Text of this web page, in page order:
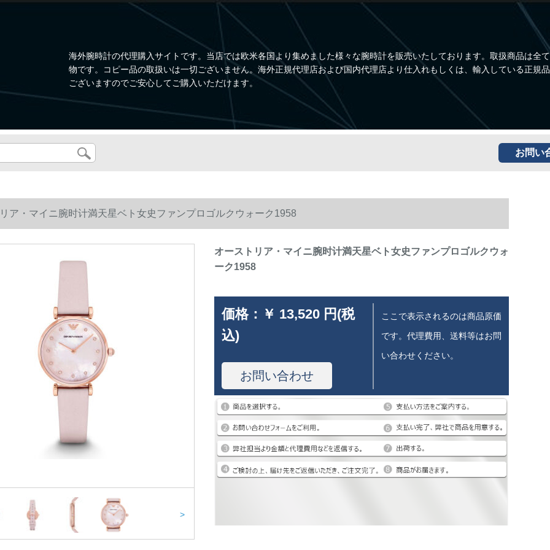
海外腕時計の代理購入サイトです。当店では欧米各国より集めました様々な腕時計を販売いたしております。取扱商品は全
物です。コピー品の取扱いは一切ございません。海外正規代理店および国内代理店より仕入れもしくは、輸入している正規
ございますのでご安心してご購入いただけます。
お問い
ア・マイニ腕时计満天星ベト女史ファンプロゴルクウォーク1958
>
オーストリア・マイニ腕时计満天星ベト女史ファンプロゴルクウォ
ーク1958
価格： ￥ 13,520 円(税
込)
お問い合わせ
ここで表示されるのは商品原価
です。代理費用、送料等はお問
い合わせください。